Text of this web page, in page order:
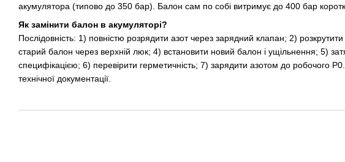
акумулятора (типово до 350 бар). Балон сам по собі витримує до 400 бар
Як замінити балон в акумуляторі?
Послідовність: 1) повністю розрядити азот через зарядний клапан; 2)
старий балон через верхній люк; 4) встановити новий балон і ущільнення; 5)
специфікацією; 6) перевірити герметичність; 7) зарядити азотом до робочого
технічної документації.